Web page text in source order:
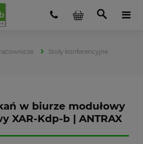
Stoły konferencyjne
w biurze modułowy
XAR-Kdp-b | ANTRAX